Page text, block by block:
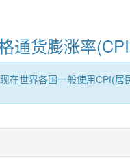
通货膨涨率
世界各国一般使用CPI(居